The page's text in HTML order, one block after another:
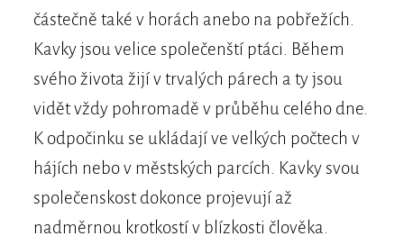
částečně také v horách anebo na pobřežích.
Kavky jsou velice společenští ptáci. Během
svého života žijí v trvalých párech a ty jsou
vidět vždy pohromadě v průběhu celého dne.
K odpočinku se ukládají ve velkých počtech v
hájích nebo v městských parcích. Kavky svou
společenskost dokonce projevují až
nadměrnou krotkostí v blízkosti člověka.